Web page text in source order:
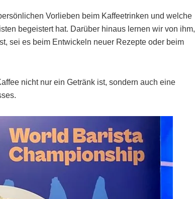
Vorlieben beim Kaffeetrinken und welche
begeistert hat. Darüber hinaus lernen wir von ihm,
sei es beim Entwickeln neuer Rezepte oder beim
nicht nur ein Getränk ist, sondern auch eine